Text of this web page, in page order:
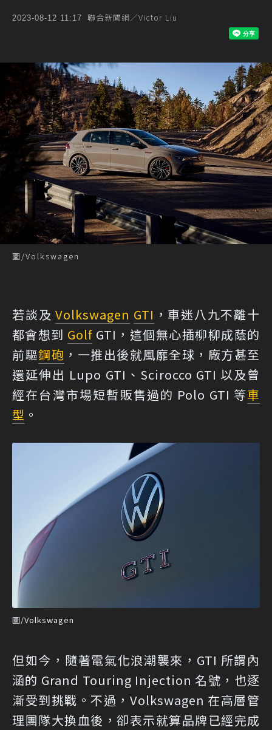
2023-08-12 11:17 聯合新聞網／Victor Liu
圖/Volkswagen
若談及Volkswagen GTI ，車迷八九不離十
都會想到 Golf GTI，這個無心插柳柳成蔭的
前驅鋼砲 ，一推出後就風靡全球，廠方甚至
還延伸出 Lupo GTI、Scirocco GTI 以及曾
經在台灣市場短暫販售過的 Polo GTI 等車
型 。
圖/Volkswagen
但如今，隨著電氣化浪潮襲來，GTI 所謂內
涵的 Grand Touring Injection 名號，也逐
漸受到挑戰。不過，Volkswagen 在高層管
理團隊大換血後，卻表示就算品牌已經完成